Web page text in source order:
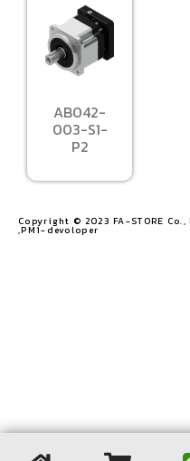
AB042-
003-S1-
P2
Copyright © 2023 FA-STORE Co.,
,PM1-devoloper​